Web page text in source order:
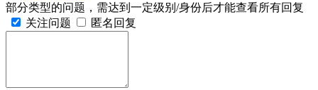
部分类型的问题，需达到一定级别/身份后才能查看所有回复
关注问题
匿名回复